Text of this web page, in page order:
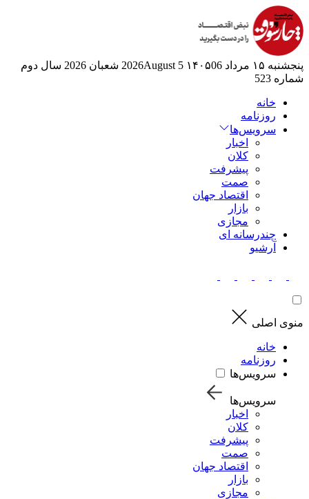
پنجشنبه ۱۵ مرداد ۱۴۰۵ 06 2026August 5 شعبان 2026
سال دوم
شماره 523
خانه
روزنامه
سرویس‌ها
اخبار
کلان
پیشرفت
صمت
اقتصاد جهان
بازار
مجازی
چندرسانه ای
آرشیو
منوی اصلی
خانه
روزنامه
سرویس‌ها
سرویس‌ها
اخبار
کلان
پیشرفت
صمت
اقتصاد جهان
بازار
مجازی